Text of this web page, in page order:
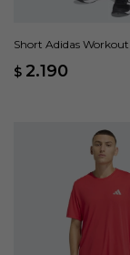
Short Adidas Workout
$ 2.190